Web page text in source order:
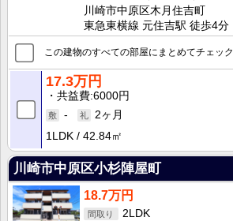
川崎市中原区木月住吉町
東急東横線 元住吉駅 徒歩4分
この建物のすべての部屋にまとめてチェック
17.3万円
共益費 6000円
-
2ヶ月
1LDK
42.84㎡
川崎市中原区小杉陣屋町
18.7万円
2LDK